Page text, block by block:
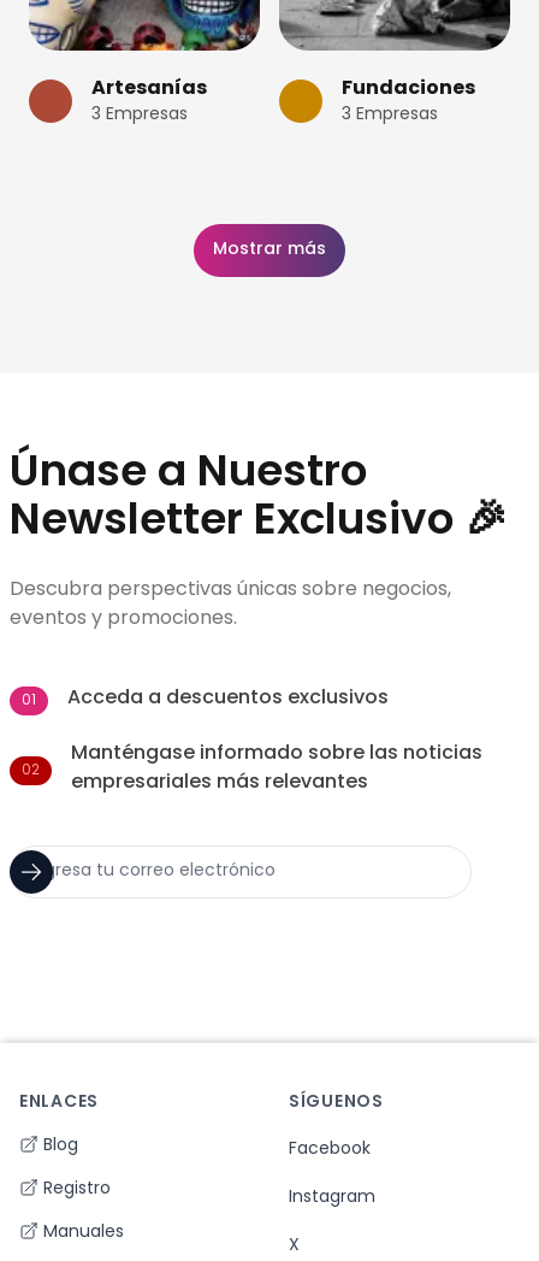
Artesanías
3 Empresas
Fundaciones
3 Empresas
Mostrar más
Únase a Nuestro
Newsletter Exclusivo 🎉
Descubra perspectivas únicas sobre negocios,
eventos y promociones.
01 Acceda a descuentos exclusivos
02
Manténgase informado sobre las noticias
empresariales más relevantes
Footer
ENLACES
Blog
Registro
Manuales
SÍGUENOS
Facebook
Instagram
X